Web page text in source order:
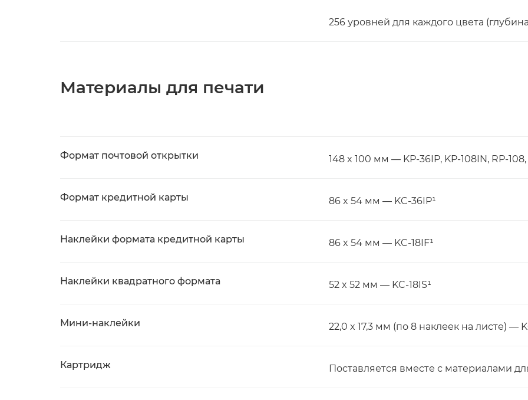
256 уровней для каждого цвета
Материалы для печати
Формат почтовой открытки 148 x 100 мм — KP-36IP, KP-108IN, RP-
Формат кредитной карты 86 x 54 мм — KC-36IP¹
Наклейки формата кредитной карты 86 x 54 мм — KC-18IF¹
Наклейки квадратного формата 52 x 52 мм — KC-18IS¹
Мини-наклейки 22,0 x 17,3 мм (по 8 наклеек на листе) —
Картридж Поставляется вместе с материалами